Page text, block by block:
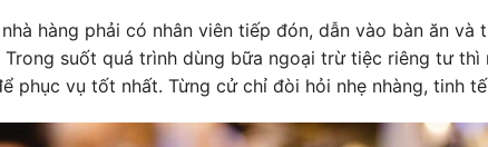
hàng phải có nhân viên tiếp đón, dẫn vào bàn ăn và
suốt quá trình dùng bữa ngoại trừ tiệc riêng tư thì
phục vụ tốt nhất. Từng cử chỉ đòi hỏi nhẹ nhàng, tinh